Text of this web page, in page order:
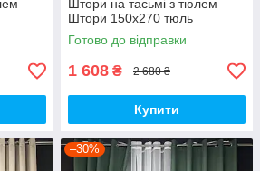
Штори на тасьмі з тюлем
Штори 150х270 тюль
400х270 Штори з тюлем-
Коричневий
Готово до відправки
1 608 ₴ 2 680 ₴
Купити
–30%